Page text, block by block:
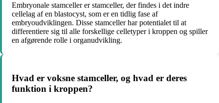
Embryonale stamceller er stamceller, der findes i det indre
cellelag af en blastocyst, som er en tidlig fase af
embryoudviklingen. Disse stamceller har potentialet til at
differentiere sig til alle forskellige celletyper i kroppen og spiller
en afgørende rolle i organudvikling.
Hvad er voksne stamceller, og hvad er deres
funktion i kroppen?